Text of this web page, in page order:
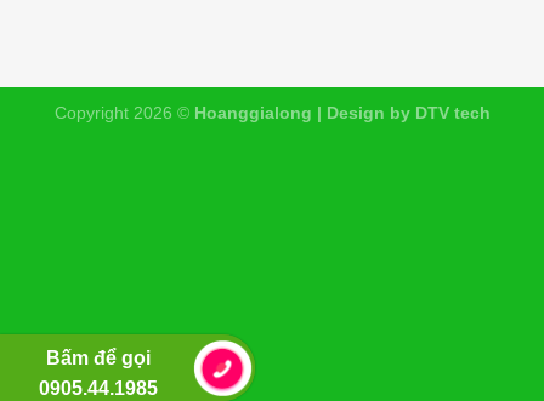
Copyright 2026 © Hoanggialong | Design by DTV tech
Bấm để gọi
0905.44.1985